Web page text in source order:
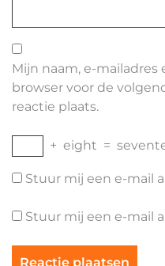
Mijn naam, e-mailadres
browser voor de
reactie plaats.
+ eight =
Stuur mij een e-mail
Stuur mij een e-mail